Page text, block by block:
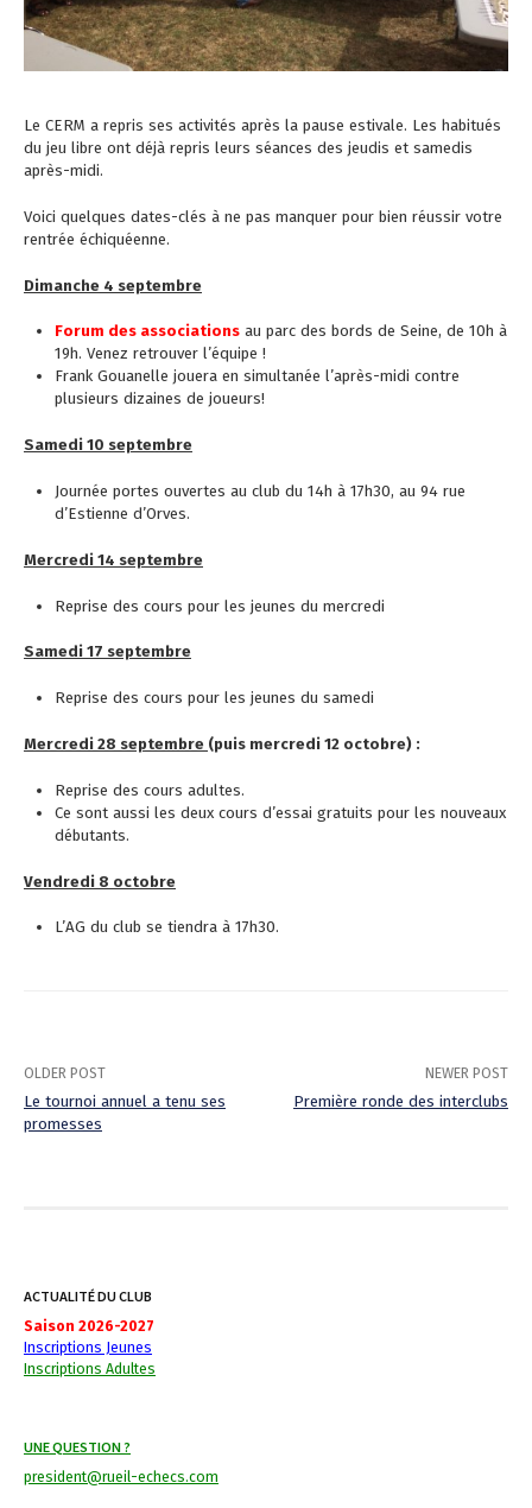
Le CERM a repris ses activités après la pause estivale. Les habitués
du jeu libre ont déjà repris leurs séances des jeudis et samedis
après-midi.
Voici quelques dates-clés à ne pas manquer pour bien réussir votre
rentrée échiquéenne.
Dimanche 4 septembre
Forum des associations au parc des bords de Seine, de 10h à
19h. Venez retrouver l’équipe !
Frank Gouanelle jouera en simultanée l’après-midi contre
plusieurs dizaines de joueurs!
Samedi 10 septembre
Journée portes ouvertes au club du 14h à 17h30, au 94 rue
d’Estienne d’Orves.
Mercredi 14 septembre
Reprise des cours pour les jeunes du mercredi
Samedi 17 septembre
Reprise des cours pour les jeunes du samedi
Mercredi 28 septembre (puis mercredi 12 octobre) :
Reprise des cours adultes.
Ce sont aussi les deux cours d’essai gratuits pour les nouveaux
débutants.
Vendredi 8 octobre
L’AG du club se tiendra à 17h30.
P
n
a
i
g
OLDER POST
Le tournoi annuel a tenu ses
promesses
NEWER POST
Première ronde des interclubs
ACTUALITÉ DU CLUB
Saison 2026-2027
Inscriptions Jeunes
Inscriptions Adultes
UNE QUESTION ?
president@rueil-echecs.com